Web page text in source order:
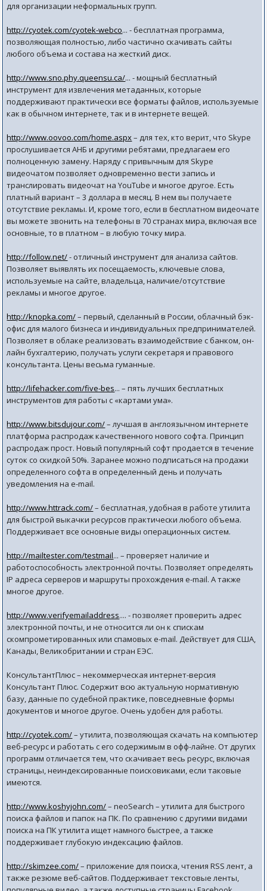
для организации неформальных групп.
http://cyotek.com/cyotek-webco... - бесплатная программа,
позволяющая полностью, либо частично скачивать сайты
любого объема и состава на жесткий диск.
http://www.sno.phy.queensu.ca/... - мощный бесплатный
инструмент для извлечения метаданных, которые
поддерживают практически все форматы файлов, используемые
как в обычном интернете, так и в интернете вещей.
http://www.oovoo.com/home.aspx– для тех, кто верит, что Skype
прослушивается АНБ и другими ребятами, предлагаем его
полноценную замену. Наряду с привычным для Skype
видеочатом позволяет одновременно вести запись и
транслировать видеочат на YouTube и многое другое. Есть
платный вариант – 3 доллара в месяц. В нем вы получаете
отсутствие рекламы. И, кроме того, если в бесплатном видеочате
вы можете звонить на телефоны в 70 странах мира, включая все
основные, то в платном – в любую точку мира.
http://follow.net/- отличный инструмент для анализа сайтов.
Позволяет выявлять их посещаемость, ключевые слова,
используемые на сайте, владельца, наличие/отсутствие
рекламы и многое другое.
http://knopka.com/– первый, сделанный в России, облачный бэк-
офис для малого бизнеса и индивидуальных предпринимателей.
Позволяет в облаке реализовать взаимодействие с банком, он-
лайн бухгалтерию, получать услуги секретаря и правового
консультанта. Цены весьма гуманные.
http://lifehacker.com/five-bes... – пять лучших бесплатных
инструментов для работы с «картами ума».
http://www.bitsdujour.com/– лучшая в англоязычном интернете
платформа распродаж качественного нового софта. Принцип
распродаж прост. Новый популярный софт продается в течение
суток со скидкой 50%. Заранее можно подписаться на продажи
определенного софта в определенный день и получать
уведомления на e-mail.
http://www.httrack.com/– бесплатная, удобная в работе утилита
для быстрой выкачки ресурсов практически любого объема.
Поддерживает все основные виды операционных систем.
http://mailtester.com/testmail... – проверяет наличие и
работоспособность электронной почты. Позволяет определять
IP адреса серверов и маршруты прохождения e-mail. А также
многое другое.
http://www.verifyemailaddress.... - позволяет проверить адрес
электронной почты, и не относится ли он к спискам
скомпрометированных или спамовых e-mail. Действует для США,
Канады, Великобритании и стран ЕЭС.
КонсультантПлюс – некоммерческая интернет-версия
Консультант Плюс. Содержит всю актуальную нормативную
базу, данные по судебной практике, повседневные формы
документов и многое другое. Очень удобен для работы.
http://cyotek.com/– утилита, позволяющая скачать на компьютер
веб-ресурс и работать с его содержимым в офф-лайне. От других
программ отличается тем, что скачивает весь ресурс, включая
страницы, неиндексированные поисковиками, если таковые
имеются.
http://www.koshyjohn.com/– neoSearch – утилита для быстрого
поиска файлов и папок на ПК. По сравнению с другими видами
поиска на ПК утилита ищет намного быстрее, а также
поддерживает глубокую индексацию файлов.
http://skimzee.com/– приложение для поиска, чтения RSS лент, а
также резюме веб-сайтов. Поддерживает текстовые ленты,